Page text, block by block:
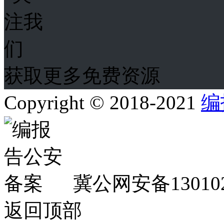
获取更多免费资源
Copyright © 2018-2021
冀公网安备
返回顶部